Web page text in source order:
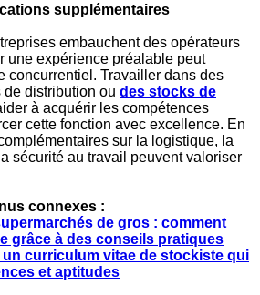
supplémentaires
embauchent des opérateurs
une expérience préalable peut
concurrentiel. Travailler dans des
de distribution ou des stocks de
à acquérir les compétences
cette fonction avec excellence. En
sur la logistique, la
sécurité au travail peuvent valoriser
connexes :
de gros : comment
grâce à des conseils pratiques
curriculum vitae de stockiste qui
et aptitudes